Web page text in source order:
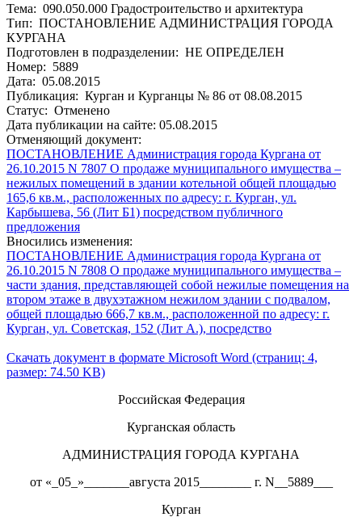
Тема: 090.050.000 Градостроительство и архитектура
Тип: ПОСТАНОВЛЕНИЕ АДМИНИСТРАЦИЯ ГОРОДА
КУРГАНА
Подготовлен в подразделении: НЕ ОПРЕДЕЛЕН
Номер: 5889
Дата: 05.08.2015
Публикация: Курган и Курганцы № 86 от 08.08.2015
Статус: Отменено
Дата публикации на сайте: 05.08.2015
Отменяющий документ:
ПОСТАНОВЛЕНИЕ Администрация города Кургана от
26.10.2015 N 7807 О продаже муниципального имущества –
нежилых помещений в здании котельной общей площадью
165,6 кв.м., расположенных по адресу: г. Курган, ул.
Карбышева, 56 (Лит Б1) посредством публичного
предложения
Вносились изменения:
ПОСТАНОВЛЕНИЕ Администрация города Кургана от
26.10.2015 N 7808 О продаже муниципального имущества –
части здания, представляющей собой нежилые помещения на
втором этаже в двухэтажном нежилом здании с подвалом,
общей площадью 666,7 кв.м., расположенной по адресу: г.
Курган, ул. Советская, 152 (Лит А.), посредство
Скачать документ в формате Microsoft Word (страниц: 4,
размер: 74.50 KB)
Российская Федерация
Курганская область
АДМИНИСТРАЦИЯ ГОРОДА КУРГАНА
от «_05_»_______августа 2015________ г. N__5889___
Курган